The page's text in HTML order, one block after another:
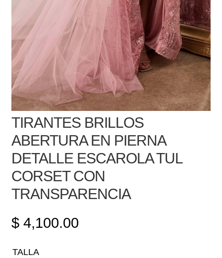
TIRANTES BRILLOS
ABERTURA EN PIERNA
DETALLE ESCAROLA TUL
CORSET CON
TRANSPARENCIA
$4,100.00
TALLA